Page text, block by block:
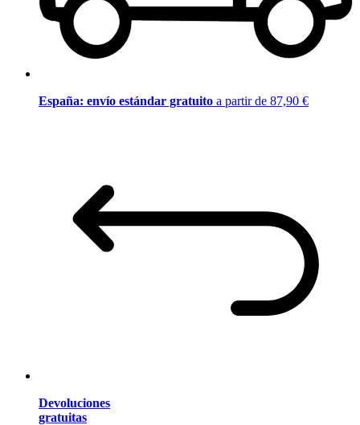
España: envío estándar gratuito a partir de 87,90 €
Devoluciones
gratuitas